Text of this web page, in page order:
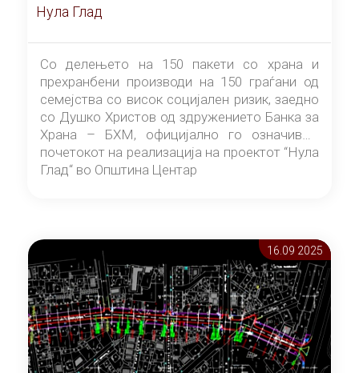
Нула Глад
Со делењето на 150 пакети со храна и
прехранбени производи на 150 граѓани од
семејства со висок социјален ризик, заедно
со Душко Христов од здружението Банка за
Храна – БХМ, официјално го означивме
почетокот на реализација на проектот “Нула
Глад“ во Општина Центар
16.09 2025